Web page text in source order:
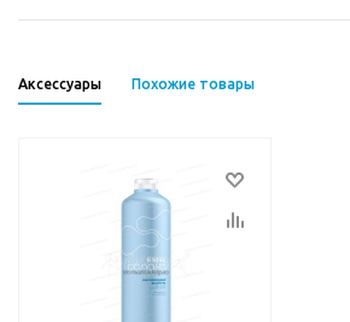
Аксессуары Похожие товары